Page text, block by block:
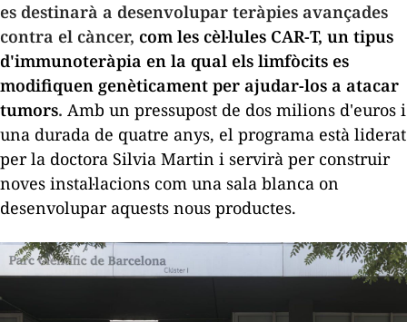
es destinarà a desenvolupar teràpies avançades
contra el càncer, com les cèl·lules CAR-T, un tipus
d'immunoteràpia en la qual els limfòcits es
modifiquen genèticament per ajudar-los a atacar
tumors. Amb un pressupost de dos milions d'euros i
una durada de quatre anys, el programa està liderat
per la doctora Silvia Martin i servirà per construir
noves instal·lacions com una sala blanca on
desenvolupar aquests nous productes.